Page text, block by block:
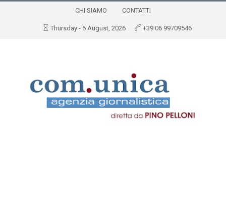
CHI SIAMO CONTATTI
Thursday - 6 August, 2026 +39 06 99709546